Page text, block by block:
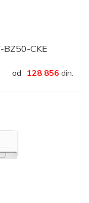
CKE
od 128 856 din.